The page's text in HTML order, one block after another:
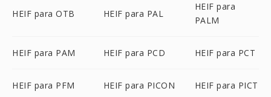
HEIF para OTB HEIF para PAL
HEIF para
PALM
HEIF para PAM HEIF para PCD HEIF para PCT
HEIF para PFM HEIF para PICON HEIF para PICT